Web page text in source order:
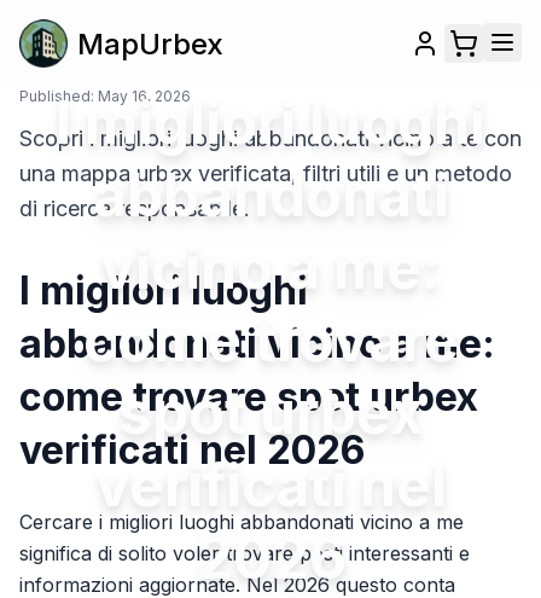
MapUrbex
I migliori luoghi
abbandonati
vicino a me:
come trovare
spot urbex
verificati nel
2026
Published: May 16, 2026
Scopri i migliori luoghi abbandonati vicino a te con
una mappa urbex verificata, filtri utili e un metodo
di ricerca responsabile.
I migliori luoghi
abbandonati vicino a me:
come trovare spot urbex
verificati nel 2026
Cercare i migliori luoghi abbandonati vicino a me
significa di solito voler trovare posti interessanti e
informazioni aggiornate. Nel 2026 questo conta